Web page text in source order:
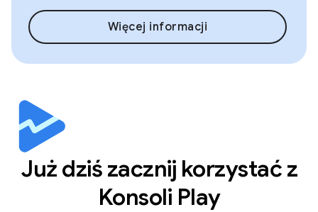
Więcej informacji
Już dziś zacznij korzystać z
Konsoli Play